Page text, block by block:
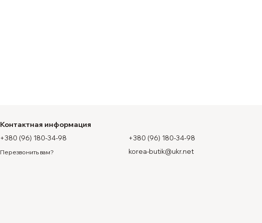
Контактная информация
+380 (96) 180-34-98
Перезвонить вам?
+380 (96) 180-34-98
korea-butik@ukr.net